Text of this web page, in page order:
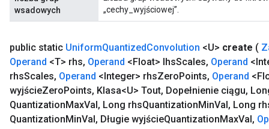
wsadowych
„cechy_wyjściowej”.
public static UniformQuantizedConvolution <U> create (
Operand <T> rhs, Operand <Float> lhsScales, Operand
rhsScales, Operand <Integer> rhsZeroPoints, Operand
wyjścieZeroPoints, Klasa<U> Tout, Dopełnienie ciągu,
QuantizationMaxVal, Long rhsQuantizationMinVal, Long
QuantizationMinVal, Długie wyjścieQuantizationMaxVal,